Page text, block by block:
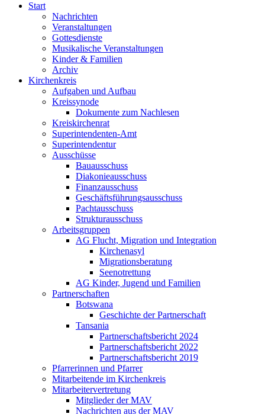
Start
Nachrichten
Veranstaltungen
Gottesdienste
Musikalische Veranstaltungen
Kinder & Familien
Archiv
Kirchenkreis
Aufgaben und Aufbau
Kreissynode
Dokumente zum Nachlesen
Kreiskirchenrat
Superintendenten-Amt
Superintendentur
Ausschüsse
Bauausschuss
Diakonieausschuss
Finanzausschuss
Geschäftsführungsausschuss
Pachtausschuss
Strukturausschuss
Arbeitsgruppen
AG Flucht, Migration und Integration
Kirchenasyl
Migrationsberatung
Seenotrettung
AG Kinder, Jugend und Familien
Partnerschaften
Botswana
Geschichte der Partnerschaft
Tansania
Partnerschaftsbericht 2024
Partnerschaftsbericht 2022
Partnerschaftsbericht 2019
Pfarrerinnen und Pfarrer
Mitarbeitende im Kirchenkreis
Mitarbeitervertretung
Mitglieder der MAV
Nachrichten aus der MAV